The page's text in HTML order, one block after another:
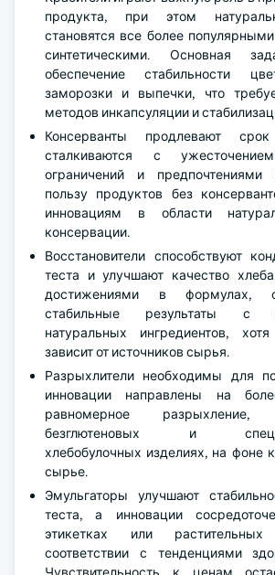
продукта, при этом
становятся все более
синтетическими. Основная
обеспечение стабильности
заморозки и выпечки, что
методов инкапсуляции и
Консерванты продлевают
сталкиваются с
ограничений и предпочтениями
пользу продуктов без
инновациям в области
консервации.
Восстановители способствуют
теста и улучшают качество
достижениями в формулах,
стабильные результаты с
натуральных ингредиентов,
зависит от источников сырья.
Разрыхлители необходимы для
инновации направлены на
равномерное
безглютеновых и
хлебобулочных изделиях, на фоне
сырье.
Эмульгаторы улучшают
теста, а инновации
этикетках или
соответствии с тенденциями